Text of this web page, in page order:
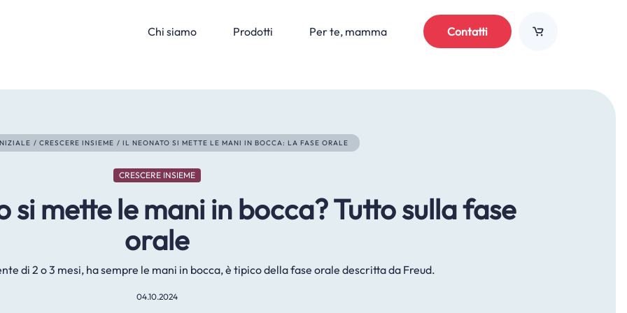
Chi siamo
La nostra storia
Il mondo Buona
Prodotti
Crescita e sviluppo
Difese immunitarie
Benessere vie respiratorie
Stanchezza e affaticamento
Per te, mamma
Ora della nanna
Pappa e dintorni
Contatti
CRESCERE INSIEME IL NEONATO SI METTE LE MANI IN BOCCA: LA FASE ORALE
CRESCERE INSIEME
si mette le mani in bocca? Tutto sulla fase
orale
di 2 o 3 mesi, ha sempre le mani in bocca, è tipico della fase orale descritta da Freud.
04.10.2024